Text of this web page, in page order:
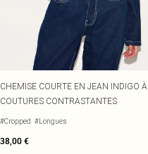
CHEMISE COURTE EN JEAN INDIGO À
COUTURES CONTRASTANTES
#Cropped #Longues
38,00 €